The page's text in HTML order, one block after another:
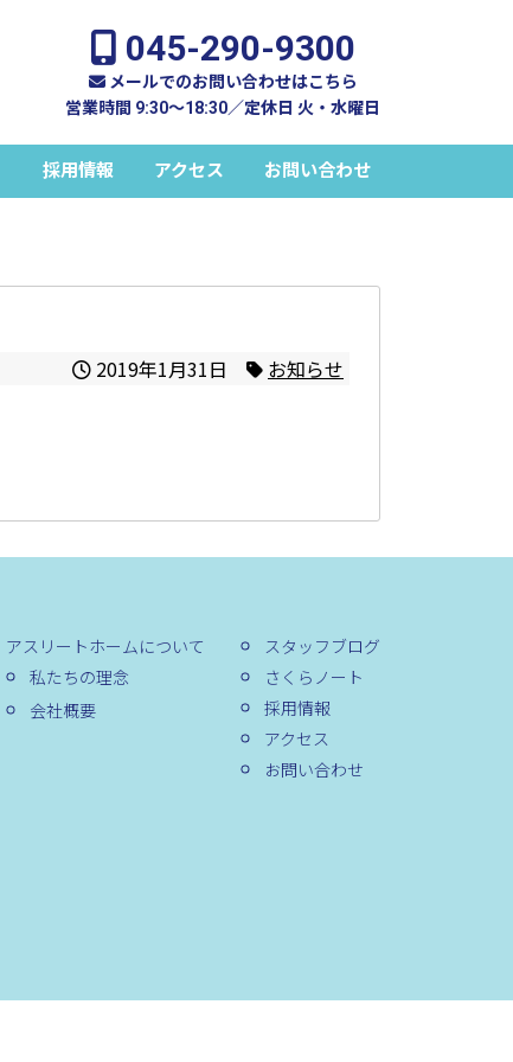
045-290-9300
メールでのお問い合わせはこちら
営業時間 9:30～18:30／定休日 火・水曜日
採用情報 アクセス お問い合わせ
2019年1月31日 お知らせ
アスリートホームについて
私たちの理念
会社概要
スタッフブログ
さくらノート
採用情報
アクセス
お問い合わせ